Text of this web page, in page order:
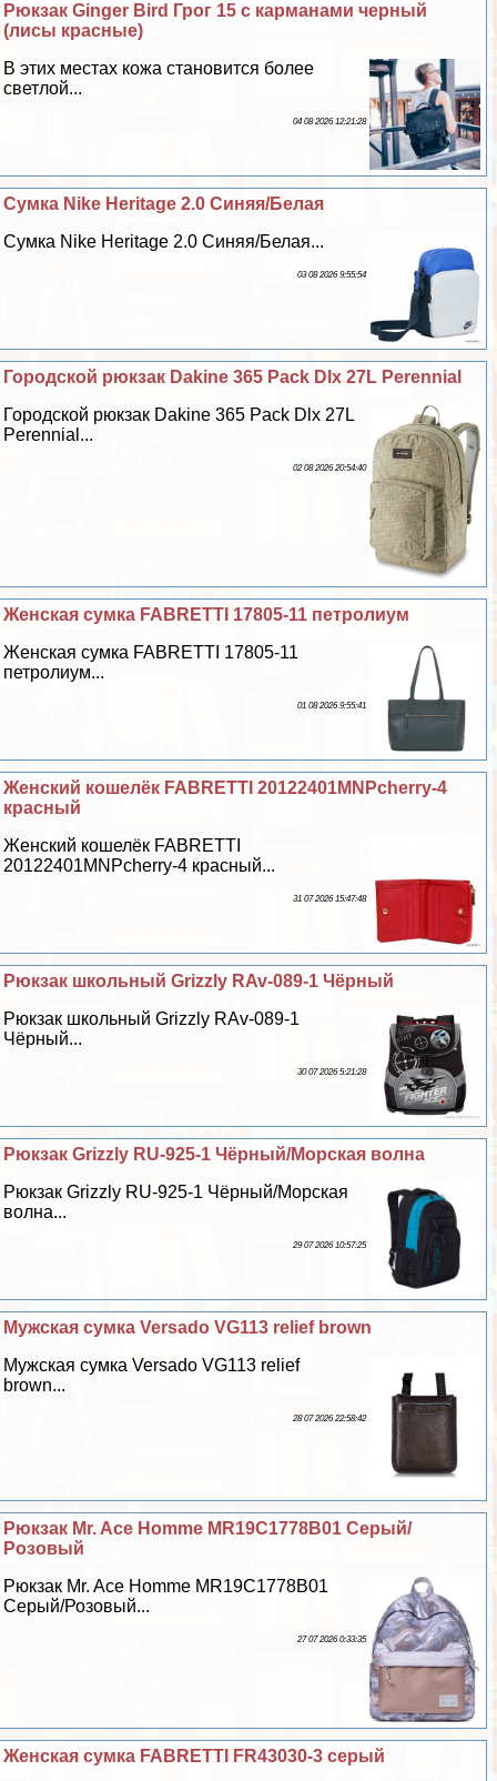
Рюкзак Ginger Bird Грог 15 с карманами черный
(лисы красные)
В этих местах кожа становится более
светлой...
04 08 2026 12:21:28
Сумка Nike Heritage 2.0 Синяя/Белая
Сумка Nike Heritage 2.0 Синяя/Белая...
03 08 2026 9:55:54
Городской рюкзак Dakine 365 Pack Dlx 27L Perennial
Городской рюкзак Dakine 365 Pack Dlx 27L
Perennial...
02 08 2026 20:54:40
Женская сумка FABRETTI 17805-11 петролиум
Женская сумка FABRETTI 17805-11
петролиум...
01 08 2026 9:55:41
Женский кошелёк FABRETTI 20122401MNPcherry-4
красный
Женский кошелёк FABRETTI
20122401MNPcherry-4 красный...
31 07 2026 15:47:48
Рюкзак школьный Grizzly RAv-089-1 Чёрный
Рюкзак школьный Grizzly RAv-089-1
Чёрный...
30 07 2026 5:21:28
Рюкзак Grizzly RU-925-1 Чёрный/Морская волна
Рюкзак Grizzly RU-925-1 Чёрный/Морская
волна...
29 07 2026 10:57:25
Мужская сумка Versado VG113 relief brown
Мужская сумка Versado VG113 relief
brown...
28 07 2026 22:58:42
Рюкзак Mr. Ace Homme MR19C1778B01 Серый/
Розовый
Рюкзак Mr. Ace Homme MR19C1778B01
Серый/Розовый...
27 07 2026 0:33:35
Женская сумка FABRETTI FR43030-3 серый